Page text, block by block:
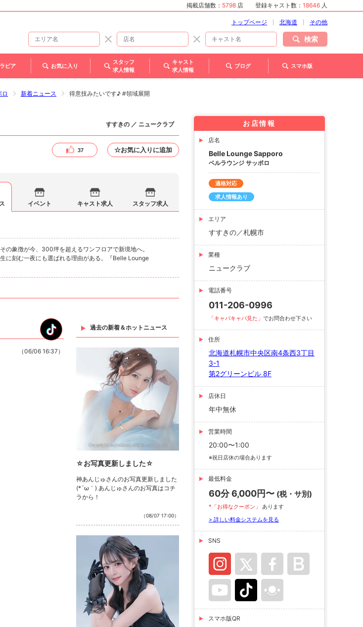
掲載店舗数： 5798 店 登録キャスト数： 18646 人
トップページ 北海道 その他
検索
ビア お気に入り
スタッフ
求人情報
キャスト
求人情報
ブログ スマホ版
新着ニュース 得意技みたいです♪ #領域展開
すすきの ／ ニュークラブ
37 ☆お気に入りに追加
イベント キャスト求人 スタッフ求人
の象徴が今、300坪を超えるワンフロアで新境地へ。
に刻む一夜にも選ばれる理由がある。『Belle Lounge
（06/06 16:37）
過去の新着＆ホットニュース
☆お写真更新しました☆
神あんじゅさんのお写真更新しました
(*´ω｀) あんじゅさんのお写真はコチ
ラから！
（08/07 17:00）
お店情報
店名
Belle Lounge Sapporo
ベルラウンジ サッポロ
適格対応
求人情報あり
エリア
すすきの／札幌市
業種
ニュークラブ
電話番号
011-206-0996
「キャバキャバ見た」 でお問合わせ下さい
住所
北海道札幌市中央区南4条西3丁目
3-1
第2グリーンビル 8F
店休日
年中無休
営業時間
20:00〜1:00
※祝日店休の場合あります
最低料金
60分 6,000円〜 (税・サ別)
*「お得なクーポン」 あります
> 詳しい料金システムを見る
SNS
スマホ版QR